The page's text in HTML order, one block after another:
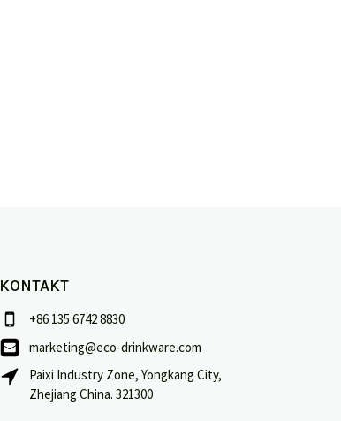
KONTAKT
+86 135 6742 8830
marketing@eco-drinkware.com
Paixi Industry Zone, Yongkang City,
Zhejiang China. 321300